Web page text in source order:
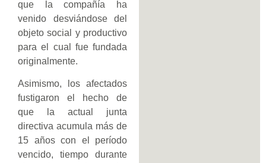
que la compañía ha
venido desviándose del
objeto social y productivo
para el cual fue fundada
originalmente.
Asimismo, los afectados
fustigaron el hecho de
que la actual junta
directiva acumula más de
15 años con el período
vencido, tiempo durante